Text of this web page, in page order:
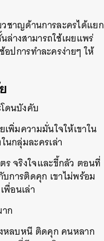
ชาญด้านการละครได้แยก
างสามารถใช้เผยแพร่
ปการทำละครง่ายๆ ให้
ดนบังคับ
พิ่มความมั่นใจให้เขาใน
กลุ่มละครเล่า
ร จริงใจและขี้กลัว ตอนที่
บการติดคุก เขาไม่พร้อม
พื่อนเล่า
ก
งหลบหนี ติดคุก คนหลาก